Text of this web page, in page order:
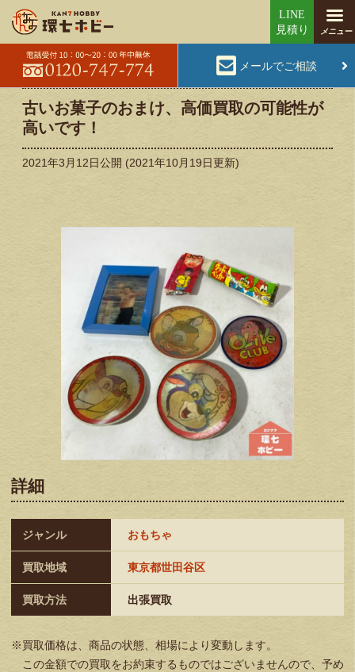
メールでご相談
古いお菓子のおまけ、高価買取の可能性が
高いです！
2021年3月12日公開 (2021年10月19日更新)
詳細
ジャンル おもちゃ
買取地域 東京都世田谷区
買取方法 出張買取
※買取価格は、商品の状態、相場により変動します。
この金額での買取をお約束するものではございませんので、予め